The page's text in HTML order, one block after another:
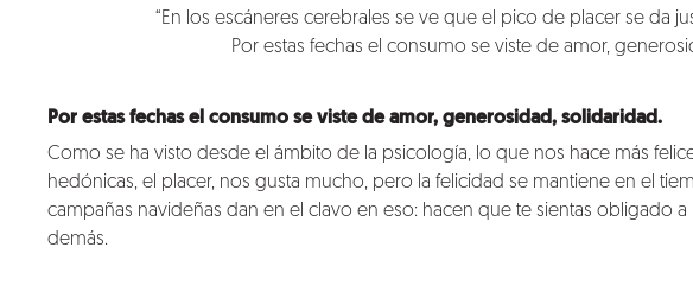
“En los escáneres cerebrales se ve que el pico de placer se da
Por estas fechas el consumo se viste de amor,
Por estas fechas el consumo se viste de amor, generosidad, solidaridad.
Como se ha visto desde el ámbito de la psicología, lo que nos hace más
hedónicas, el placer, nos gusta mucho, pero la felicidad se mantiene en el
campañas navideñas dan en el clavo en eso: hacen que te sientas obligado
demás.